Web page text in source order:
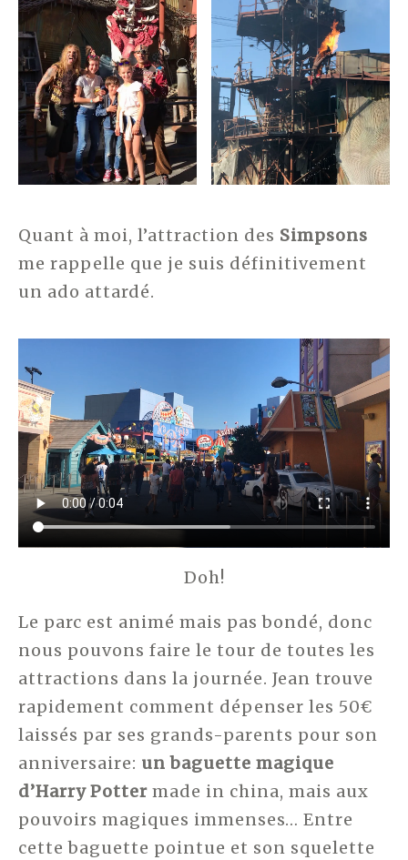
Quant à moi, l’attraction des Simpsons
me rappelle que je suis définitivement
un ado attardé.
Doh!
Le parc est animé mais pas bondé, donc
nous pouvons faire le tour de toutes les
attractions dans la journée. Jean trouve
rapidement comment dépenser les 50€
laissés par ses grands-parents pour son
anniversaire: un baguette magique
d’Harry Potter made in china, mais aux
pouvoirs magiques immenses… Entre
cette baguette pointue et son squelette